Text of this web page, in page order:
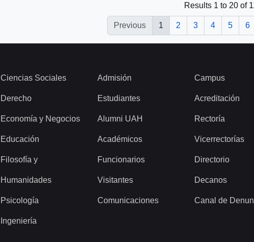
Results 1 to 20 of
Previous 1 2 3 4 5 6
Ciencias Sociales
Derecho
Economía y Negocios
Educación
Filosofía y
Humanidades
Psicología
Ingeniería
Admisión
Estudiantes
Alumni UAH
Académicos
Funcionarios
Visitantes
Comunicaciones
Campus
Acreditación
Rectoría
Vicerrectorías
Directorio
Decanos
Canal de